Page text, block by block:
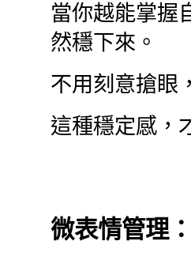
當你越能掌握
然穩下來。
不用刻意搶眼
這種穩定感，
微表情管理